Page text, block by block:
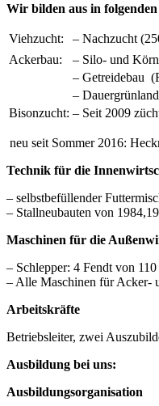
Wir bilden aus in
Viehzucht:
– Nachzucht
Ackerbau:
– Silo- und
– Getreidebau
–
Bisonzucht: – Seit 2009
neu seit Sommer 2016:
Technik für die
– selbstbefüllender
– Stallneubauten von
Maschinen für die
– Schlepper: 4 Fendt von
– Alle Maschinen für Acker-
Arbeitskräfte
Betriebsleiter, zwei
Ausbildung bei uns:
Ausbildungsorganisation